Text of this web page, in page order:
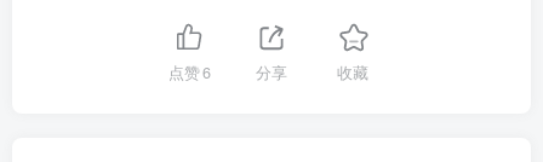
点赞6 分享 收藏